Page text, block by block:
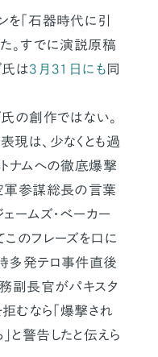
を「石器時代に引
た。すでに演説原稿
氏は3月31日にも 同
の創作ではない。
現は、少なくとも過
トナムへの徹底爆撃
軍参謀総長の言葉
ームズ・ベーカー
このフレーズを口に
多発テロ事件直後
務副長官がパキスタ
むなら「爆撃され
と警告したと伝えら